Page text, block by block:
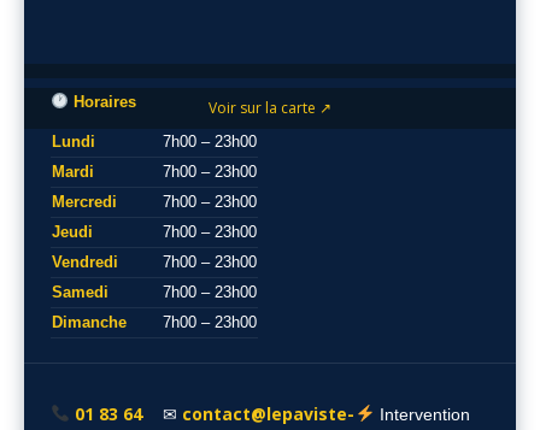
Voir sur la carte ↗
Horaires
Lundi
7h00 – 23h00
Mardi
7h00 – 23h00
Mercredi
7h00 – 23h00
Jeudi
7h00 – 23h00
Vendredi
7h00 – 23h00
Samedi
7h00 – 23h00
Dimanche
7h00 – 23h00
01 83 64
✉ contact@lepaviste-
Intervention